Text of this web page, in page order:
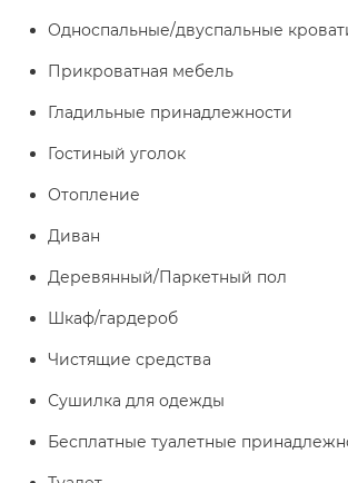
Односпальные/двуспальные
Прикроватная мебель
Гладильные принадлежности
Гостиный уголок
Отопление
Диван
Деревянный/Паркетный пол
Шкаф/гардероб
Чистящие средства
Сушилка для одежды
Бесплатные туалетные